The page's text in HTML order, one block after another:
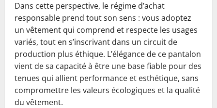
Dans cette perspective, le régime d’achat
responsable prend tout son sens : vous adoptez
un vêtement qui comprend et respecte les usages
variés, tout en s’inscrivant dans un circuit de
production plus éthique. L’élégance de ce pantalon
vient de sa capacité à être une base fiable pour des
tenues qui allient performance et esthétique, sans
compromettre les valeurs écologiques et la qualité
du vêtement.